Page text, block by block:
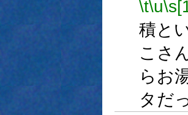
\t\u
積と
こさ
らお
タだ